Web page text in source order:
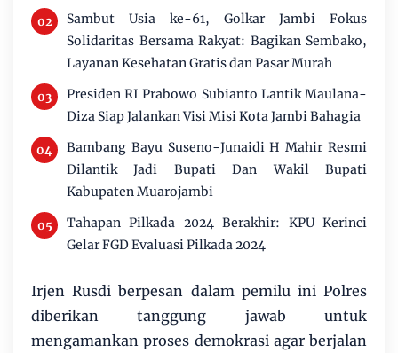
Sambut Usia ke-61, Golkar Jambi Fokus
Solidaritas Bersama Rakyat: Bagikan Sembako,
Layanan Kesehatan Gratis dan Pasar Murah
Presiden RI Prabowo Subianto Lantik Maulana-
Diza Siap Jalankan Visi Misi Kota Jambi Bahagia
Bambang Bayu Suseno-Junaidi H Mahir Resmi
Dilantik Jadi Bupati Dan Wakil Bupati
Kabupaten Muarojambi
Tahapan Pilkada 2024 Berakhir: KPU Kerinci
Gelar FGD Evaluasi Pilkada 2024
Irjen Rusdi berpesan dalam pemilu ini Polres
diberikan tanggung jawab untuk
mengamankan proses demokrasi agar berjalan